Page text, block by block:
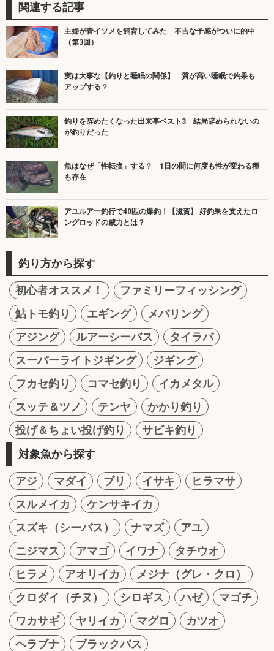
関連する記事
主婦が青イソメを飼育してみた 不吉な予感がついに的中
（第3回）
実は大事な【釣りと睡眠の関係】 質が高い睡眠で釣果も
アップする？
釣りを辞めたくなった出来事ベスト3 結局辞められないの
が釣りだった
魚はなぜ「性転換」する？ 1日の間に何度も性が変わる種
も存在
アユルアー釣行で40匹の爆釣！【滋賀】 好釣果を支えたロ
ングロッドの威力とは？
釣り方から探す
初心者オススメ！
ファミリーフィッシング
鮎トモ釣り
エギング
メバリング
アジング
ルアーシーバス
タイラバ
スーパーライトジギング
ジギング
フカセ釣り
コマセ釣り
イカメタル
スッテ＆ツノ
テンヤ
かかり釣り
投げ＆ちょい投げ釣り
サビキ釣り
対象魚から探す
アジ マダイ ブリ イサキ
ヒラマサ
スルメイカ
ケンサキイカ
スズキ（シーバス）
ナマズ
アユ
ニジマス
アマゴ イワナ
タチウオ
ヒラメ
アオリイカ
メジナ（グレ・クロ）
クロダイ（チヌ）
シロギス ハゼ
マゴチ
ワカサギ
ヤリイカ マグロ
カツオ
ヘラブナ
ブラックバス